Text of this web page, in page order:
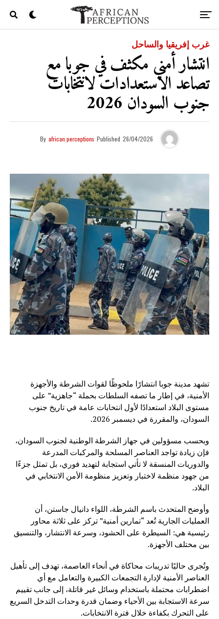
غرب إفريقيا والساحل
انتشار أمني مكثف في جوبا مع
تصاعد الاستعدادات لانتخابات
جنوب السودان 2026
By african perceptions Published 26/04/2026
تشهد مدينة جوبا انتشارًا ملحوظًا لقوات الشرطة والأجهزة
الأمنية، في إطار ما تصفه السلطات بحملة “جاهزية” على
مستوى البلاد استعدادًا لأول انتخابات عامة في تاريخ جنوب
السودان، والمقررة في ديسمبر 2026.
وبحسب مسؤولين في جهاز الشرطة الوطنية لجنوب السودان،
فإن زيادة تواجد العناصر المسلحة والمركبات المدرعة
والدوريات المنسقة لا تأتي استجابة لتهديد فوري، بل تمثل جزءًا
من جهود منظمة لاختبار وتعزيز منظومة الأمن الانتخابي في
البلاد.
وأوضح المتحدث باسم الشرطة، اللواء دانيال جاستن، أن
العمليات الجارية تُعد “تمارين أمنية” تركز على ثلاثة محاور
رئيسية هي: السيطرة على الحشود، وسرعة الانتشار، والتنسيق
بين مختلف الأجهزة.
وتُجرى حاليًا تدريبات محاكاة في أنحاء العاصمة، تهدف إلى تأهيل
العناصر الأمنية لإدارة التجمعات الكبيرة والتعامل مع أي
اضطرابات محتملة باستخدام وسائل غير قاتلة، إلى جانب تقييم
سرعة الاستجابة بين الأحياء وضمان قدرة وحدات التدخل السريع
على التحرك بكفاءة خلال فترة الانتخابات.